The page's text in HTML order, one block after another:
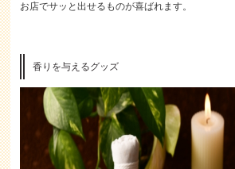
お店でサッと出せるものが喜ばれます。
香りを与えるグッズ